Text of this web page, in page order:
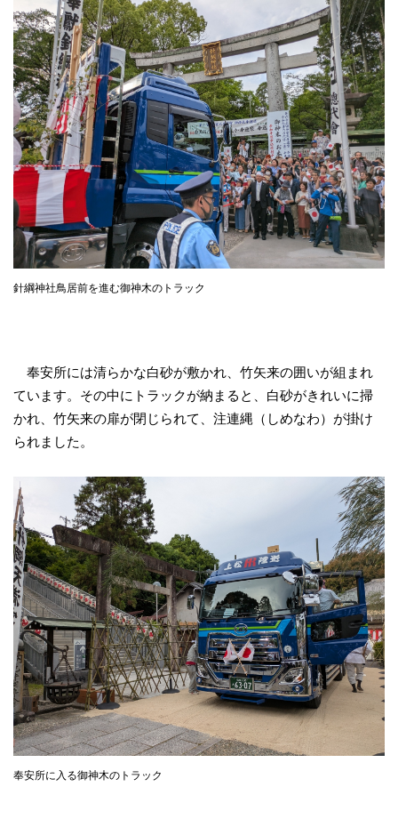
針綱神社鳥居前を進む御神木のトラック
奉安所には清らかな白砂が敷かれ、竹矢来の囲いが組まれ
ています。その中にトラックが納まると、白砂がきれいに掃
かれ、竹矢来の扉が閉じられて、注連縄（しめなわ）が掛け
られました。
奉安所に入る御神木のトラック